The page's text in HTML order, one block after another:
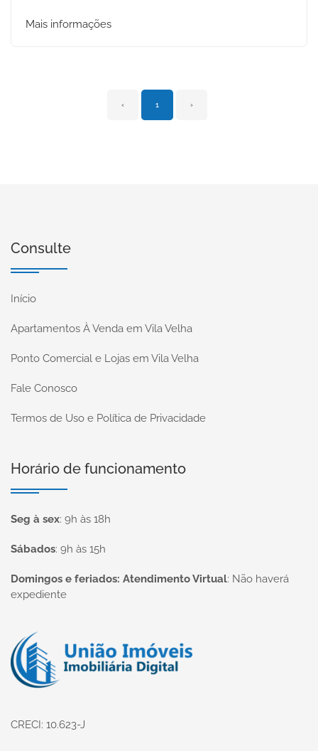
Mais informações
‹ 1 ›
Consulte
Início
Apartamentos À Venda em Vila Velha
Ponto Comercial e Lojas em Vila Velha
Fale Conosco
Termos de Uso e Política de Privacidade
Horário de funcionamento
Seg à sex: 9h às 18h
Sábados: 9h às 15h
Domingos e feriados: Atendimento Virtual: Não haverá
expediente
Página inicial
CRECI: 10.623-J